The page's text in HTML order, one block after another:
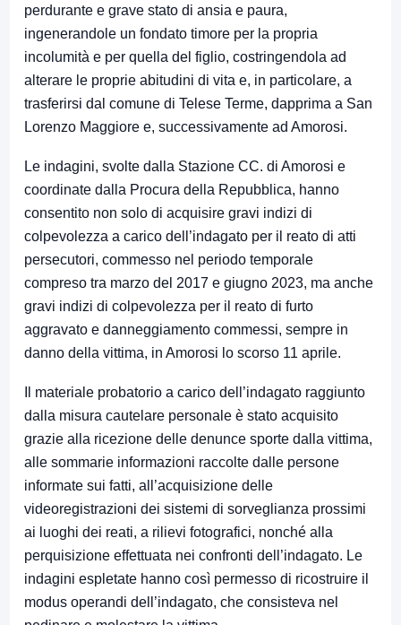
perdurante e grave stato di ansia e paura,
ingenerandole un fondato timore per la propria
incolumità e per quella del figlio, costringendola ad
alterare le proprie abitudini di vita e, in particolare, a
trasferirsi dal comune di Telese Terme, dapprima a San
Lorenzo Maggiore e, successivamente ad Amorosi.
Le indagini, svolte dalla Stazione CC. di Amorosi e
coordinate dalla Procura della Repubblica, hanno
consentito non solo di acquisire gravi indizi di
colpevolezza a carico dell’indagato per il reato di atti
persecutori, commesso nel periodo temporale
compreso tra marzo del 2017 e giugno 2023, ma anche
gravi indizi di colpevolezza per il reato di furto
aggravato e danneggiamento commessi, sempre in
danno della vittima, in Amorosi lo scorso 11 aprile.
Il materiale probatorio a carico dell’indagato raggiunto
dalla misura cautelare personale è stato acquisito
grazie alla ricezione delle denunce sporte dalla vittima,
alle sommarie informazioni raccolte dalle persone
informate sui fatti, all’acquisizione delle
videoregistrazioni dei sistemi di sorveglianza prossimi
ai luoghi dei reati, a rilievi fotografici, nonché alla
perquisizione effettuata nei confronti dell’indagato. Le
indagini espletate hanno così permesso di ricostruire il
modus operandi dell’indagato, che consisteva nel